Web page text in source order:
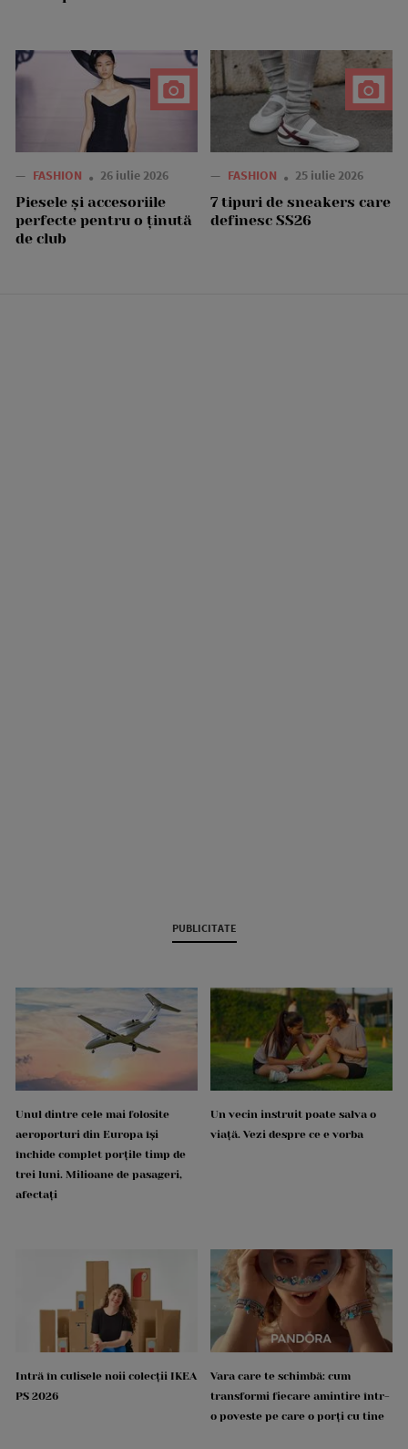
— FASHION 26 iulie 2026
Piesele și accesoriile
perfecte pentru o ținută
de club
— FASHION 25 iulie 2026
7 tipuri de sneakers care
definesc SS26
PUBLICITATE
Unul dintre cele mai folosite
aeroporturi din Europa își
închide complet porțile timp de
trei luni. Milioane de pasageri,
afectați
Un vecin instruit poate salva o
viață. Vezi despre ce e vorba
Intră în culisele noii colecții IKEA
PS 2026
Vara care te schimbă: cum
transformi fiecare amintire într-
o poveste pe care o porți cu tine